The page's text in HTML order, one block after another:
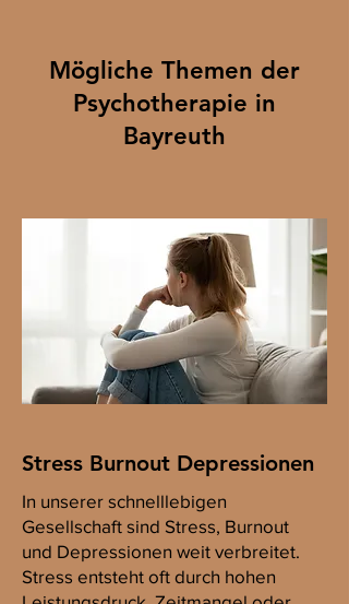
Mögliche Themen der
Psychotherapie in
Bayreuth
Stress Burnout Depressionen
In unserer schnelllebigen
Gesellschaft sind Stress, Burnout
und Depressionen weit verbreitet.
Stress entsteht oft durch hohen